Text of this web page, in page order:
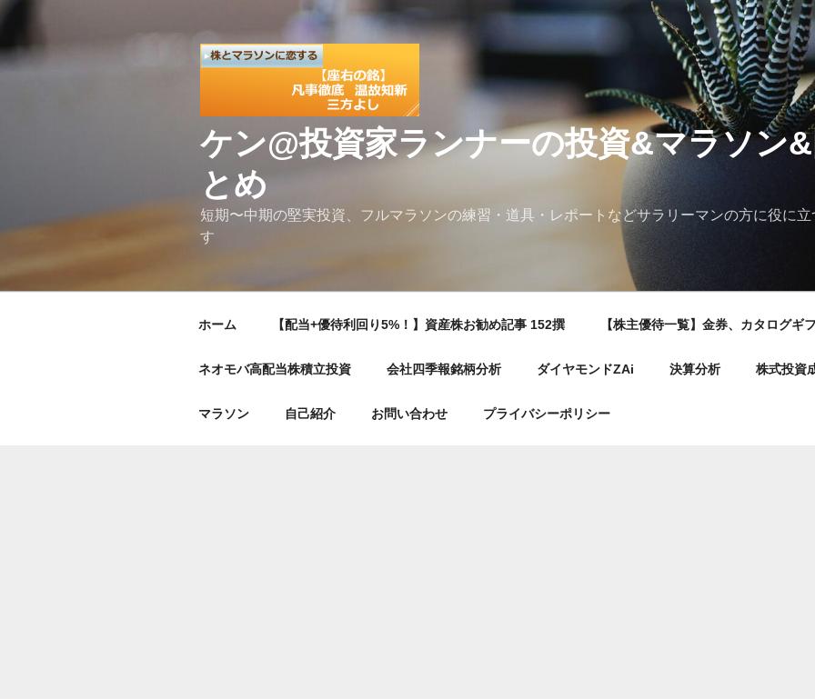
コ
テ
ケン@投資家ランナーの投資&マラソン
とめ
短期〜中期の堅実投資、フルマラソンの練習・道具・レポートなどサラリーマンの方に役に
す
ホーム 【配当+優待利回り5%！】資産株お勧め記事 152撰 【株主優待一覧】金券、カタログギ
ネオモバ高配当株積立投資 会社四季報銘柄分析 ダイヤモンドZAi 決算分析 株式投資
マラソン 自己紹介 お問い合わせ プライバシーポリシー